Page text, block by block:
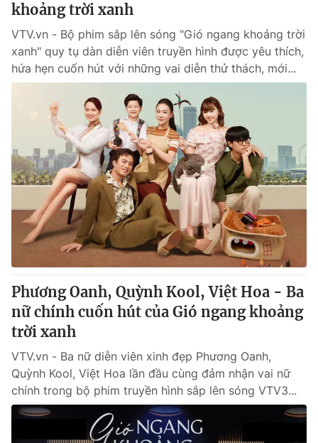
khoảng trời xanh
VTV.vn - Bộ phim sắp lên sóng "Gió ngang khoảng trời
xanh" quy tụ dàn diễn viên truyền hình được yêu thích,
hứa hẹn cuốn hút với những vai diễn thử thách, mới...
Phương Oanh, Quỳnh Kool, Việt Hoa - Ba
nữ chính cuốn hút của Gió ngang khoảng
trời xanh
VTV.vn - Ba nữ diễn viên xinh đẹp Phương Oanh,
Quỳnh Kool, Việt Hoa lần đầu cùng đảm nhận vai nữ
chính trong bộ phim truyền hình sắp lên sóng VTV3...